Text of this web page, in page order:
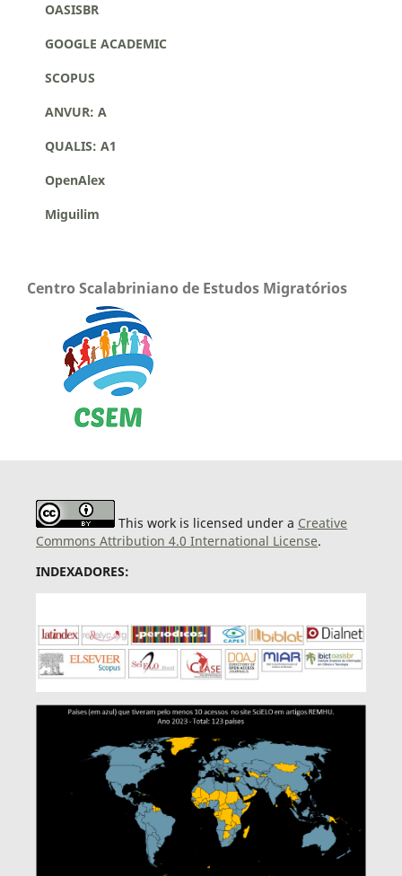
OASISBR
GOOGLE ACADEMIC
SCOPUS
ANVUR: A
QUALIS: A1
OpenAlex
Miguilim
Centro Scalabriniano de Estudos Migratórios
This work is licensed under a Creative
Commons Attribution 4.0 International License.
INDEXADORES: